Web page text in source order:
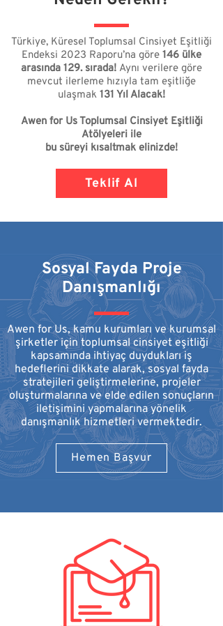
Türkiye, Küresel Toplumsal Cinsiyet Eşitliği
Endeksi 2023 Raporu’na göre 146 ülke
arasında 129. sırada! Aynı verilere göre
mevcut ilerleme hızıyla tam eşitliğe
ulaşmak 131 Yıl Alacak!
Awen for Us Toplumsal Cinsiyet Eşitliği
Atölyeleri ile
bu süreyi kısaltmak elinizde!
Teklif Al
Sosyal Fayda Proje
Danışmanlığı
Awen for Us, kamu kurumları ve kurumsal
şirketler içintoplumsal cinsiyet eşitliği
kapsamında ihtiyaç duydukları iş
hedeflerini dikkate alarak,sosyal fayda
stratejileri geliştirmelerine, projeler
oluşturmalarına veelde edilen sonuçların
iletişimini yapmalarına yönelik
danışmanlık hizmetleri vermektedir.
Hemen Başvur